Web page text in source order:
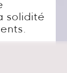
solidité